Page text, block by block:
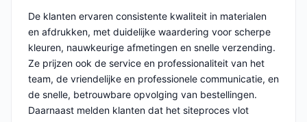
De klanten ervaren consistente kwaliteit in materialen
en afdrukken, met duidelijke waardering voor scherpe
kleuren, nauwkeurige afmetingen en snelle verzending.
Ze prijzen ook de service en professionaliteit van het
team, de vriendelijke en professionele communicatie, en
de snelle, betrouwbare opvolging van bestellingen.
Daarnaast melden klanten dat het siteproces vlot